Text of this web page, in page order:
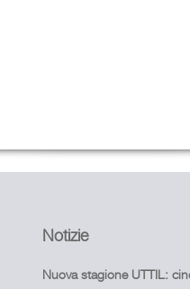
Notizie
Nuova stagione UTTIL: